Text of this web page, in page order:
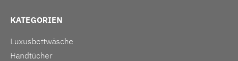
KATEGORIEN
Luxusbettwäsche
Handtücher